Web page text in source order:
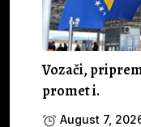
Vozači,
promet i.
August 7,